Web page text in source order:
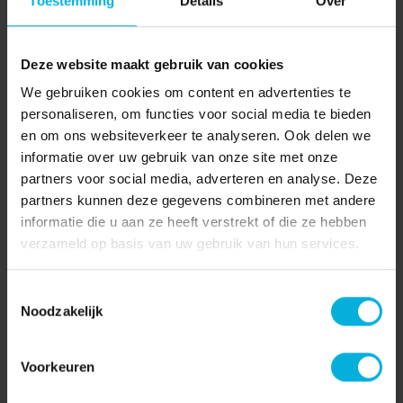
Deze website maakt gebruik van cookies
We gebruiken cookies om content en advertenties te
personaliseren, om functies voor social media te bieden
en om ons websiteverkeer te analyseren. Ook delen we
informatie over uw gebruik van onze site met onze
partners voor social media, adverteren en analyse. Deze
partners kunnen deze gegevens combineren met andere
informatie die u aan ze heeft verstrekt of die ze hebben
verzameld op basis van uw gebruik van hun services.
Noodzakelijk
Voorkeuren
Laat je sponsoren tijdens een hardloopwedstrijd
Kom ook in actie
Steun ook het onderzoek
naar kanker!
Samen maken we het verschil. Draag jouw
steentje bij voor Radboud Oncologie Fonds en